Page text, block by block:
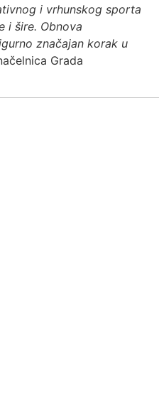
i vrhunskog sporta
i šire. Obnova
značajan korak u
Grada